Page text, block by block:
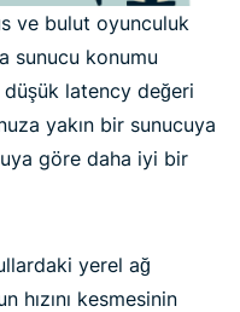
ve bulut oyunculuk
sunucu konumu
düşük latency değeri
yakın bir sunucuya
göre daha iyi bir
yerel ağ
hızını kesmesinin